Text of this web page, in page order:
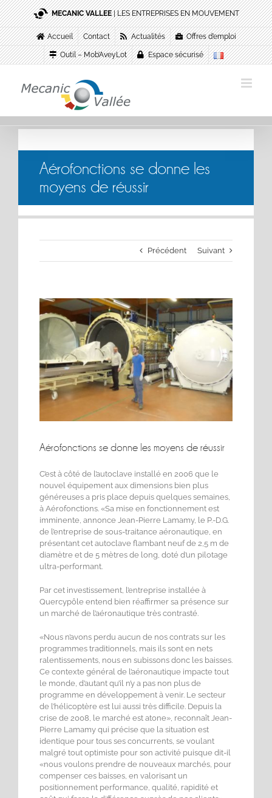
Passer
au
contenu
MECANIC VALLEE| LES ENTREPRISES EN MOUVEMENT
Accueil Contact Actualités Offres d’emploi
Outil – Mob’AveyLot Espace sécurisé
Aérofonctions se donne les
moyens de réussir
Précédent Suivant
Voir
l'image
agrandie
Aérofonctions se donne les moyens de réussir
C’est à côté de l’autoclave installé en 2006 que le
nouvel équipement aux dimensions bien plus
généreuses a pris place depuis quelques semaines,
à Aérofonctions. «Sa mise en fonctionnement est
imminente, annonce Jean-Pierre Lamamy, le P.-D.G.
de l’entreprise de sous-traitance aéronautique, en
présentant cet autoclave flambant neuf de 2,5 m de
diamètre et de 5 mètres de long, doté d’un pilotage
ultra-performant.
Par cet investissement, l’entreprise installée à
Quercypôle entend bien réaffirmer sa présence sur
un marché de l’aéronautique très contrasté.
«Nous n’avons perdu aucun de nos contrats sur les
programmes traditionnels, mais ils sont en nets
ralentissements, nous en subissons donc les baisses.
Ce contexte général de l’aéronautique impacte tout
le monde, d’autant qu’il n’y a pas non plus de
programme en développement à venir. Le secteur
de l’hélicoptère est lui aussi très difficile. Depuis la
crise de 2008, le marché est atone», reconnaît Jean-
Pierre Lamamy qui précise que la situation est
identique pour tous ses concurrents, se voulant
malgré tout optimiste pour son activité puisque dit-il
«nous voulons prendre de nouveaux marchés, pour
compenser ces baisses, en valorisant un
positionnement performance, qualité, rapidité et